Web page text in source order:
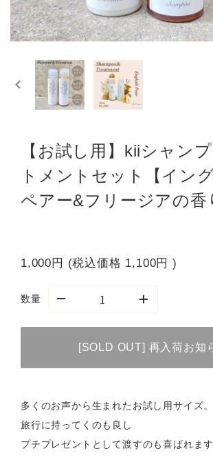
【お試し用】kiiシャン
トメントセット【イン
ペアー&フリージアの香
1,000円 (税込価格 1,100円 )
数量
[SOLD OUT] 再入荷お知
多くのお声から生まれたお試し用サイズ。
旅行に持ってくのも良し
プチプレゼントとして渡すのも喜ばれます